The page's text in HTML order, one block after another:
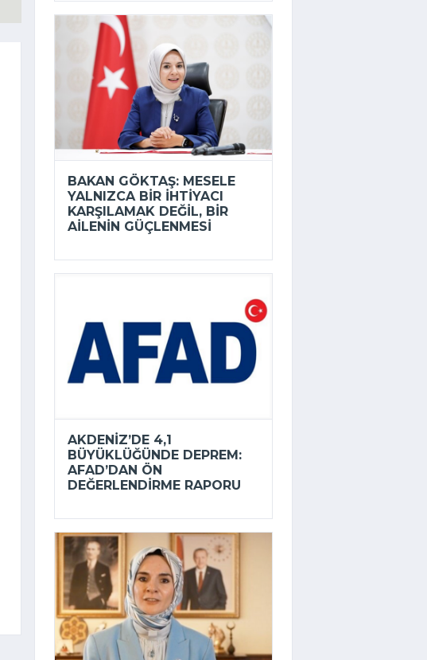
BAKAN GÖKTAŞ: MESELE
YALNIZCA BIR IHTIYACI
KARŞILAMAK DEĞIL, BIR
AILENIN GÜÇLENMESI
AKDENIZ’DE 4,1
BÜYÜKLÜĞÜNDE DEPREM:
AFAD’DAN ÖN
DEĞERLENDIRME RAPORU